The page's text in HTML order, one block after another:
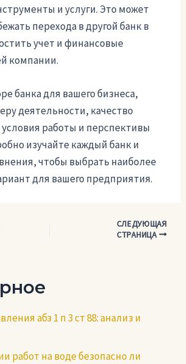
и услуги. Это может
перехода в другой банк в
учет и финансовые
компании.
банка для вашего бизнеса,
деятельности, качество
работы и перспективы
изучайте каждый банк и
чтобы выбрать наиболее
для вашего предприятия.
СЛЕДУЮЩАЯ
СТРАНИЦА
абз 1 п 3 ст 88: анализ и
работ на воде безопасно ли